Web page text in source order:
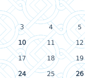
3 4 5
10 11 12
17 18 19
24 25 26